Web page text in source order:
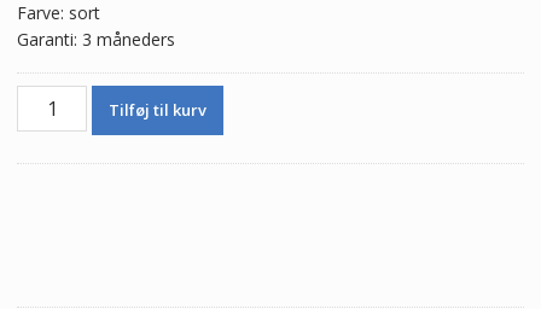
Farve: sort
Garanti: 3 måneders
Ægte
Tilføj til kurv